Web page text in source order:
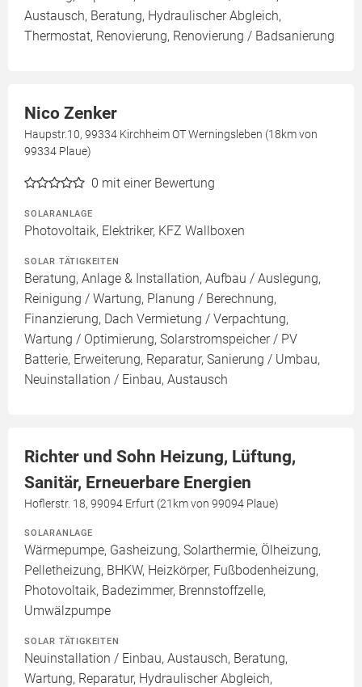
Austausch, Beratung, Hydraulischer Abgleich,
Thermostat, Renovierung, Renovierung / Badsanierung
Nico Zenker
Haupstr.10, 99334 Kirchheim OT Werningsleben (18km von
99334 Plaue)
0 mit einer Bewertung
SOLARANLAGE
Photovoltaik, Elektriker, KFZ Wallboxen
SOLAR TÄTIGKEITEN
Beratung, Anlage & Installation, Aufbau / Auslegung,
Reinigung / Wartung, Planung / Berechnung,
Finanzierung, Dach Vermietung / Verpachtung,
Wartung / Optimierung, Solarstromspeicher / PV
Batterie, Erweiterung, Reparatur, Sanierung / Umbau,
Neuinstallation / Einbau, Austausch
Richter und Sohn Heizung, Lüftung,
Sanitär, Erneuerbare Energien
Hoflerstr. 18, 99094 Erfurt (21km von 99094 Plaue)
SOLARANLAGE
Wärmepumpe, Gasheizung, Solarthermie, Ölheizung,
Pelletheizung, BHKW, Heizkörper, Fußbodenheizung,
Photovoltaik, Badezimmer, Brennstoffzelle,
Umwälzpumpe
SOLAR TÄTIGKEITEN
Neuinstallation / Einbau, Austausch, Beratung,
Wartung, Reparatur, Hydraulischer Abgleich,